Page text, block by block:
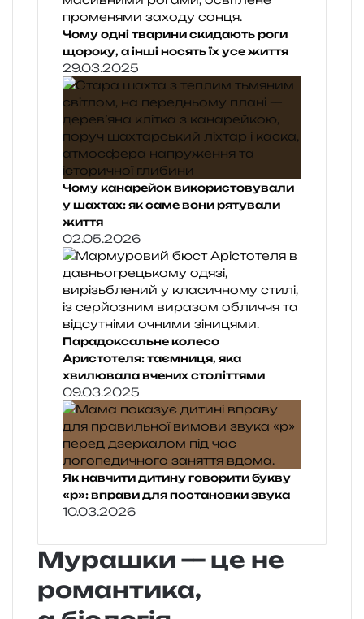
Чому одні тварини скидають роги
щороку, а інші носять їх усе життя
29.03.2025
Чому канарейок використовували
у шахтах: як саме вони рятували
життя
02.05.2026
Парадоксальне колесо
Аристотеля: таємниця, яка
хвилювала вчених століттями
09.03.2025
Як навчити дитину говорити букву
«р»: вправи для постановки звука
10.03.2026
Мурашки — це не
романтика,